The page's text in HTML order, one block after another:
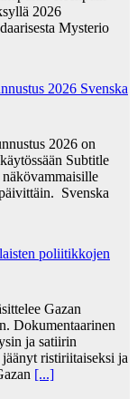
2026
Mysterio
2026 Svenska
2026 on
Subtitle
Svenska
poliitikkojen
Gazan
Dokumentaarinen
ja satiirin
ristiriitaiseksi ja
[...]